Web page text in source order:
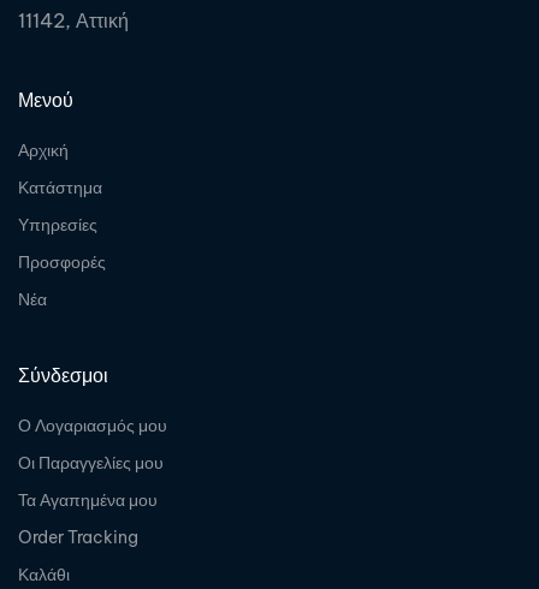
11142, Αττική
Μενού
Αρχική
Κατάστημα
Υπηρεσίες
Προσφορές
Νέα
Σύνδεσμοι
Ο Λογαριασμός μου
Οι Παραγγελίες μου
Τα Αγαπημένα μου
Order Tracking
Καλάθι